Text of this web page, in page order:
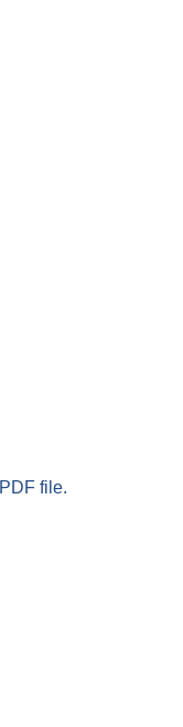
file.